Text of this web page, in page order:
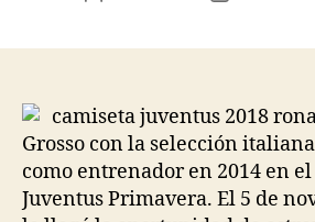
Grosso con la selección
como entrenador en 2014 en
Juventus Primavera. El 5 de